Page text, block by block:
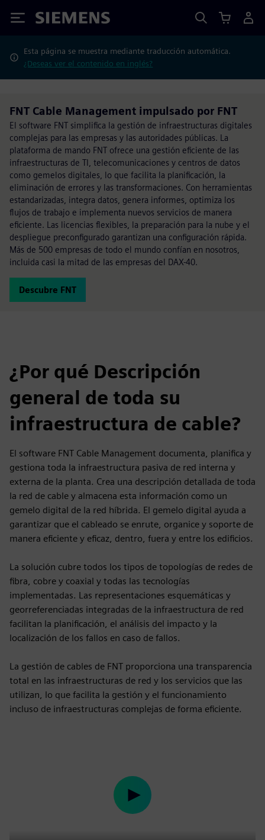
Siemens
Esta página se muestra mediante traducción automática.
¿Deseas ver el contenido en inglés?
FNT Cable Management impulsado por FNT
El software FNT simplifica la gestión de infraestructuras digitales
complejas para las empresas y las autoridades públicas. La
plataforma de mando FNT ofrece una gestión eficiente de las
infraestructuras de TI, telecomunicaciones y centros de datos
como gemelos digitales, lo que facilita la planificación, la
eliminación de errores y las transformaciones. Con herramientas
estandarizadas, integra datos, genera informes, optimiza los
flujos de trabajo e implementa nuevos servicios de manera
eficiente. Las licencias flexibles, la preparación para la nube y el
despliegue preconfigurado garantizan una configuración rápida.
Más de 500 empresas de todo el mundo confían en nosotros,
incluida casi la mitad de las empresas del DAX-40.
Descubre FNT
¿Por qué Descripción
general de toda su
infraestructura de cable?
El software FNT Cable Management documenta, planifica y
gestiona toda la infraestructura pasiva de red interna y
externa de la planta. Crea una descripción detallada de toda
la red de cable y almacena esta información como un
gemelo digital de la red híbrida. El gemelo digital ayuda a
garantizar que el cableado se enrute, organice y soporte de
manera eficiente y eficaz, dentro, fuera y entre los edificios.
La solución cubre todos los tipos de topologías de redes de
fibra, cobre y coaxial y todas las tecnologías
implementadas. Las representaciones esquemáticas y
georreferenciadas integradas de la infraestructura de red
facilitan la planificación, el análisis del impacto y la
localización de los fallos en caso de fallos.
La gestión de cables de FNT proporciona una transparencia
total en las infraestructuras de red y los servicios que las
utilizan, lo que facilita la gestión y el funcionamiento
incluso de infraestructuras complejas de forma eficiente.
Play